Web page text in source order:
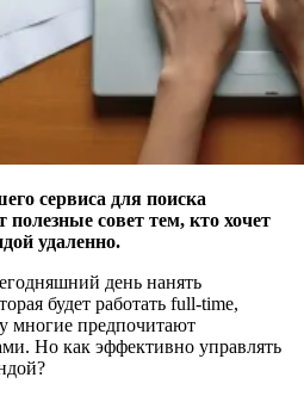
сервиса для поиска
совет тем, кто хочет
удаленно.
день нанять
будет работать full-time,
многие предпочитают
Но как эффективно управлять